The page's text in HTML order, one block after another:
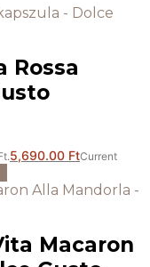
Rossa
5,690.00 FtCurrent
Macaron